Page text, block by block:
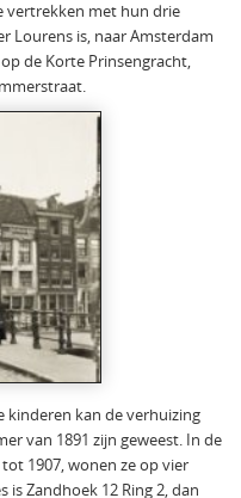
vertrekken met hun drie
Lourens is, naar Amsterdam
de Korte Prinsengracht,
kinderen kan de verhuizing
van 1891 zijn geweest. In de
1907, wonen ze op vier
is Zandhoek 12 Ring 2, dan